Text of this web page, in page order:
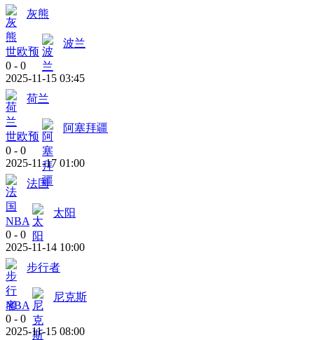
灰熊
世欧预
波兰
0 - 0
2025-11-15 03:45
荷兰
世欧预
阿塞拜疆
0 - 0
2025-11-17 01:00
法国
NBA
太阳
0 - 0
2025-11-14 10:00
步行者
NBA
尼克斯
0 - 0
2025-11-15 08:00